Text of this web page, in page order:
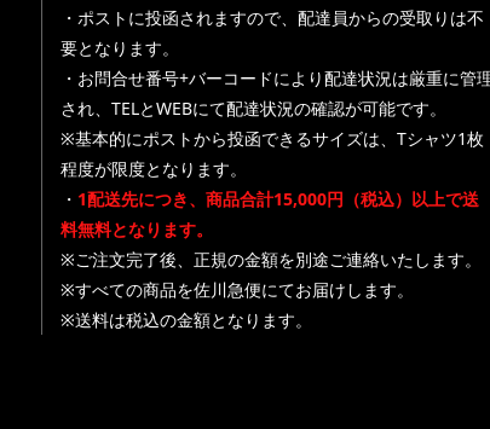
・ポストに投函されますので、配達員からの受取りは不
要となります。
・お問合せ番号+バーコードにより配達状況は厳重に管
され、TELとWEBにて配達状況の確認が可能です。
※基本的にポストから投函できるサイズは、Tシャツ1枚
程度が限度となります。
・ 1配送先につき、商品合計15,000円（税込）以上で送
料無料となります。
※ご注文完了後、正規の金額を別途ご連絡いたします。
※すべての商品を佐川急便にてお届けします。
※送料は税込の金額となります。